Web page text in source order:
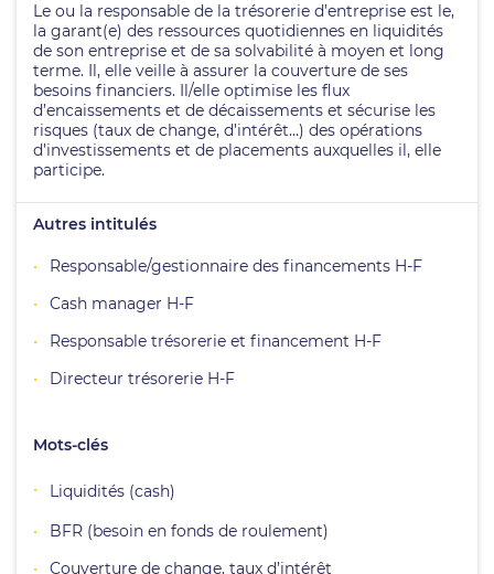
Le ou la responsable de la trésorerie d’entreprise est le,
la garant(e) des ressources quotidiennes en liquidités
de son entreprise et de sa solvabilité à moyen et long
terme. Il, elle veille à assurer la couverture de ses
besoins financiers. Il/elle optimise les flux
d’encaissements et de décaissements et sécurise les
risques (taux de change, d’intérêt…) des opérations
d’investissements et de placements auxquelles il, elle
participe.
Autres intitulés
Responsable/gestionnaire des financements H-F
Cash manager H-F
Responsable trésorerie et financement H-F
Directeur trésorerie H-F
Mots-clés
Liquidités (cash)
BFR (besoin en fonds de roulement)
Couverture de change, taux d’intérêt